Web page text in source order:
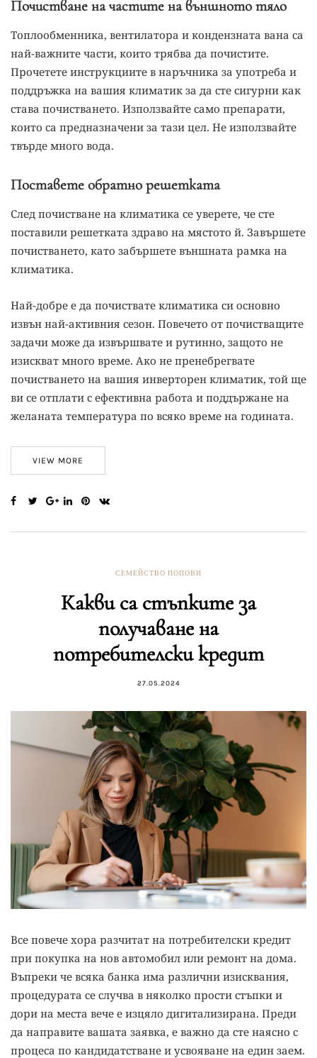
Почистване на частите на външното тяло
Топлообменника, вентилатора и кондензната вана са
най-важните части, които трябва да почистите.
Прочетете инструкциите в наръчника за употреба и
поддръжка на вашия климатик за да сте сигурни как
става почистването. Използвайте само препарати,
които са предназначени за тази цел. Не използвайте
твърде много вода.
Поставете обратно решетката
След почистване на климатика се уверете, че сте
поставили решетката здраво на мястото й. Завършете
почистването, като забършете външната рамка на
климатика.
Най-добре е да почиствате климатика си основно
извън най-активния сезон. Повечето от почистващите
задачи може да извършвате и рутинно, защото не
изискват много време. Ако не пренебрегвате
почистването на вашия инверторен климатик, той ще
ви се отплати с ефективна работа и поддържане на
желаната температура по всяко време на годината.
VIEW MORE
СЕМЕЙСТВО ПОПОВИ
Какви са стъпките за
получаване на
потребителски кредит
27.05.2024
Все повече хора разчитат на потребителски кредит
при покупка на нов автомобил или ремонт на дома.
Въпреки че всяка банка има различни изисквания,
процедурата се случва в няколко прости стъпки и
дори на места вече е изцяло дигитализирана. Преди
да направите вашата заявка, е важно да сте наясно с
процеса по кандидатстване и усвояване на един заем.